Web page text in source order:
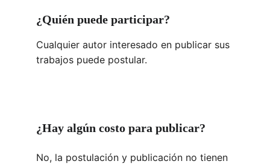
¿Quién puede participar?
Cualquier autor interesado en publicar sus
trabajos puede postular.
¿Hay algún costo para publicar?
No, la postulación y publicación no tienen